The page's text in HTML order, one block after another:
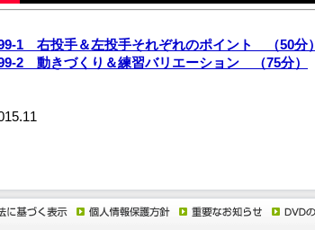
1 右投手＆左投手それぞれのポイント （50分）
2 動きづくり＆練習バリエーション （75分）